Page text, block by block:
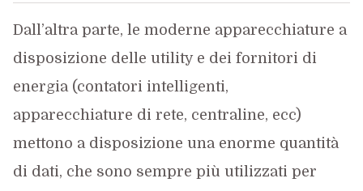
Dall’altra parte, le moderne apparecchiature a
disposizione delle utility e dei fornitori di
energia (contatori intelligenti,
apparecchiature di rete, centraline, ecc)
mettono a disposizione una enorme quantità
di dati, che sono sempre più utilizzati per